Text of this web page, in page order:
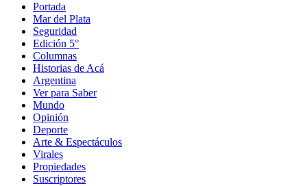
Portada
Mar del Plata
Seguridad
Edición 5°
Columnas
Historias de Acá
Argentina
Ver para Saber
Mundo
Opinión
Deporte
Arte & Espectáculos
Virales
Propiedades
Suscriptores